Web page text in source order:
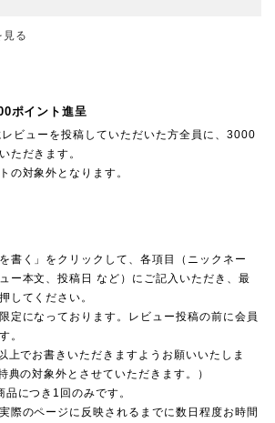
る
ポイント進呈
ビューを投稿していただいた方全員に、3000
ただきます。
の対象外となります。
書く」をクリックして、各項目（ニックネー
ー本文、投稿日 など）にご記入いただき、最
してください。
定になっております。レビュー投稿の前に会員
。
でお書きいただきますようお願いいたしま
典の対象外とさせていただきます。）
につき1回のみです。
際のページに反映されるまでに数日程度お時間